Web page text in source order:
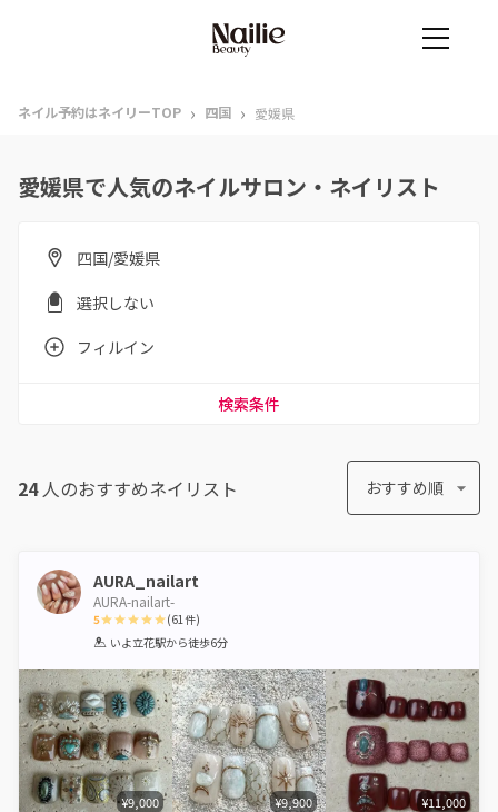
ネイル予約はネイリーTOP › 四国 › 愛媛県
愛媛県で人気のネイルサロン・ネイリスト
四国/愛媛県
選択しない
フィルイン
検索条件
24人のおすすめネイリスト おすすめ順
AURA_nailart
AURA-nailart-
5
1 2 3 4 5
(61件)
いよ立花駅から徒歩6分
¥9,000 ¥9,900 ¥11,000